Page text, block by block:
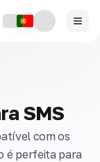
SMS
com os
é perfeita para